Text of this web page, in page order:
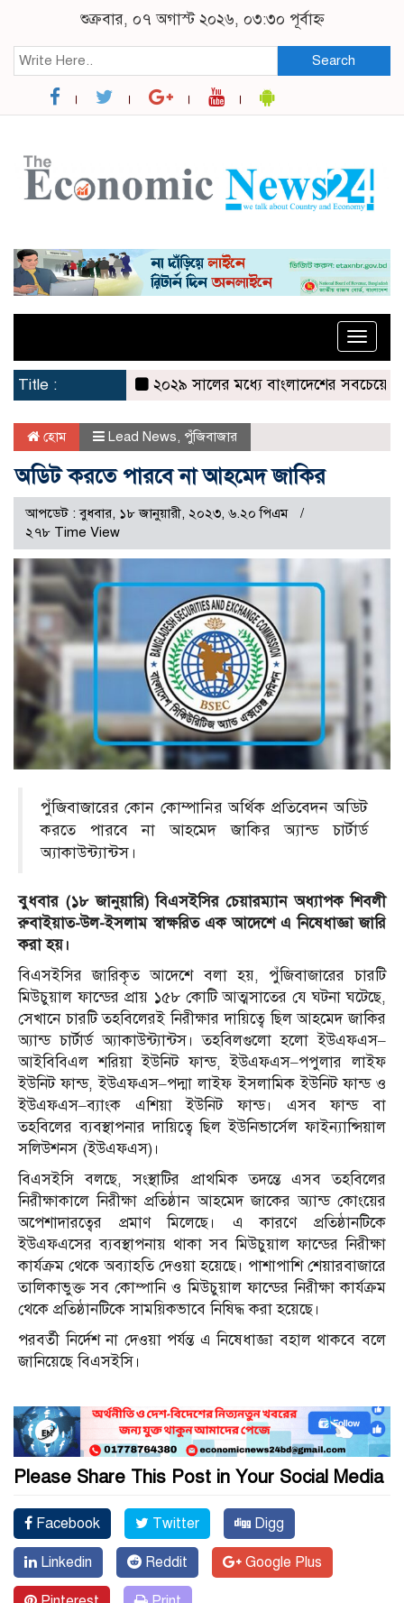
শুক্রবার, ০৭ অগাস্ট ২০২৬, ০৩:৩০ পূর্বাহ্ন
Search
Toggle
Title :
২০২৯ সালের মধ্যে বাংলাদেশের সবচেয়ে
হোম Lead News পুঁজিবাজার
অডিট করতে পারবে না আহমেদ জাকির
আপডেট : বুধবার, ১৮ জানুয়ারী, ২০২৩, ৬.২০ পিএম
২৭৮ Time View
পুঁজিবাজারের কোন কোম্পানির অর্থিক প্রতিবেদন অডিট
করতে পারবে না আহমেদ জাকির অ্যান্ড চার্টার্ড
অ্যাকাউন্ট্যান্টস।
বুধবার (১৮ জানুয়ারি) বিএসইসির চেয়ারম্যান অধ্যাপক শিবলী
রুবাইয়াত-উল-ইসলাম স্বাক্ষরিত এক আদেশে এ নিষেধাজ্ঞা জারি
করা হয়।
বিএসইসির জারিকৃত আদেশে বলা হয়, পুঁজিবাজারের চারটি
মিউচুয়াল ফান্ডের প্রায় ১৫৮ কোটি আত্মসাতের যে ঘটনা ঘটেছে,
সেখানে চারটি তহবিলেরই নিরীক্ষার দায়িত্বে ছিল আহমেদ জাকির
অ্যান্ড চার্টার্ড অ্যাকাউন্ট্যান্টস। তহবিলগুলো হলো ইউএফএস–
আইবিবিএল শরিয়া ইউনিট ফান্ড, ইউএফএস–পপুলার লাইফ
ইউনিট ফান্ড, ইউএফএস–পদ্মা লাইফ ইসলামিক ইউনিট ফান্ড ও
ইউএফএস–ব্যাংক এশিয়া ইউনিট ফান্ড। এসব ফান্ড বা
তহবিলের ব্যবস্থাপনার দায়িত্বে ছিল ইউনিভার্সেল ফাইন্যান্সিয়াল
সলিউশনস (ইউএফএস)।
বিএসইসি বলছে, সংস্থাটির প্রাথমিক তদন্তে এসব তহবিলের
নিরীক্ষাকালে নিরীক্ষা প্রতিষ্ঠান আহমেদ জাকের অ্যান্ড কোংয়ের
অপেশাদারত্বের প্রমাণ মিলেছে। এ কারণে প্রতিষ্ঠানটিকে
ইউএফএসের ব্যবস্থাপনায় থাকা সব মিউচুয়াল ফান্ডের নিরীক্ষা
কার্যক্রম থেকে অব্যাহতি দেওয়া হয়েছে। পাশাপাশি শেয়ারবাজারে
তালিকাভুক্ত সব কোম্পানি ও মিউচুয়াল ফান্ডের নিরীক্ষা কার্যক্রম
থেকে প্রতিষ্ঠানটিকে সাময়িকভাবে নিষিদ্ধ করা হয়েছে।
পরবর্তী নির্দেশ না দেওয়া পর্যন্ত এ নিষেধাজ্ঞা বহাল থাকবে বলে
জানিয়েছে বিএসইসি।
Please Share This Post in Your Social Media
Facebook Twitter Digg
Linkedin Reddit Google Plus